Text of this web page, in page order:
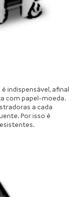
indispensável, afinal
com papel-moeda.
a cada
Por isso é